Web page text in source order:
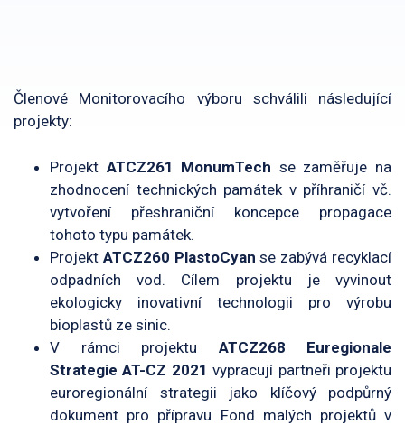
Členové Monitorovacího výboru schválili následující
projekty:
Projekt ATCZ261 MonumTech se zaměřuje na
zhodnocení technických památek v příhraničí vč.
vytvoření přeshraniční koncepce propagace
tohoto typu památek.
Projekt ATCZ260 PlastoCyan se zabývá recyklací
odpadních vod. Cílem projektu je vyvinout
ekologicky inovativní technologii pro výrobu
bioplastů ze sinic.
V rámci projektu ATCZ268 Euregionale
Strategie AT-CZ 2021 vypracují partneři projektu
euroregionální strategii jako klíčový podpůrný
dokument pro přípravu Fond malých projektů v